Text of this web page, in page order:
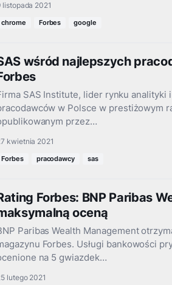
listopada 2021
chrome Forbes google
wśród najlepszych
SAS Institute, lider rynku analityki
w Polsce w prestiżowym
przez…
kwietnia 2021
Forbes pracodawcy sas
Forbes: BNP Paribas
oceną
Paribas Wealth Management
Forbes. Usługi bankowości
na 5 gwiazdek…
lutego 2021